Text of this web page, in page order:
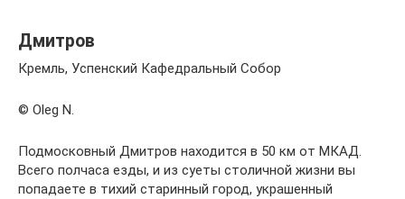
Дмитров
Кремль, Успенский Кафедральный Собор
© Oleg N.
Подмосковный Дмитров находится в 50 км от МКАД.
Всего полчаса езды, и из суеты столичной жизни вы
попадаете в тихий старинный город, украшенный